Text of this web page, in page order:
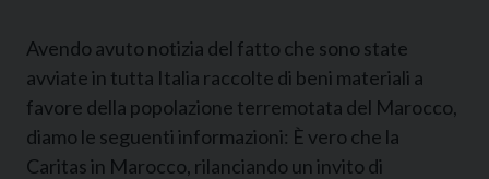
Avendo avuto notizia del fatto che sono state
avviate in tutta Italia raccolte di beni materiali a
favore della popolazione terremotata del Marocco,
diamo le seguenti informazioni: È vero che la
Caritas in Marocco, rilanciando un invito di